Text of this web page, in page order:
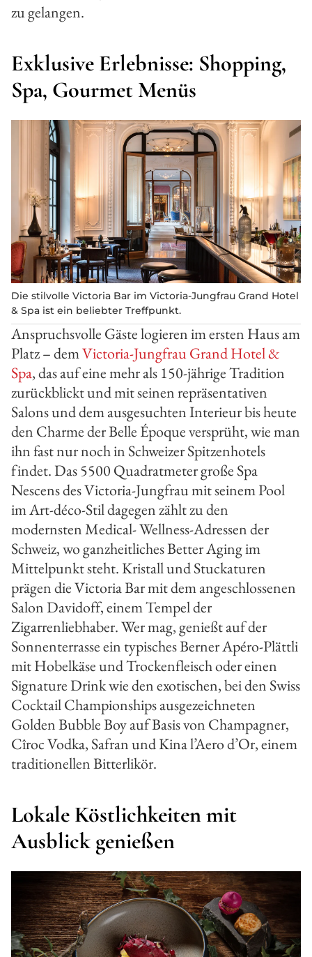
zu gelangen.
Exklusive Erlebnisse: Shopping,
Spa, Gourmet Menüs
Die stilvolle Victoria Bar im Victoria-Jungfrau Grand Hotel
& Spa ist ein beliebter Treffpunkt.
Anspruchsvolle Gäste logieren im ersten Haus am
Platz – demVictoria-Jungfrau Grand Hotel &
Spa, das auf eine mehr als 150-jährige Tradition
zurückblickt und mit seinen repräsentativen
Salons und dem ausgesuchten Interieur bis heute
den Charme der Belle Époque versprüht, wie man
ihn fast nur noch in Schweizer Spitzenhotels
findet. Das 5500 Quadratmeter große Spa
Nescens des Victoria-Jungfrau mit seinem Pool
im Art-déco-Stil dagegen zählt zu den
modernsten Medical- Wellness-Adressen der
Schweiz, wo ganzheitliches Better Aging im
Mittelpunkt steht. Kristall und Stuckaturen
prägen die Victoria Bar mit dem angeschlossenen
Salon Davidoff, einem Tempel der
Zigarrenliebhaber. Wer mag, genießt auf der
Sonnenterrasse ein typisches Berner Apéro-Plättli
mit Hobelkäse und Trockenfleisch oder einen
Signature Drink wie den exotischen, bei den Swiss
Cocktail Championships ausgezeichneten
Golden Bubble Boy auf Basis von Champagner,
Cîroc Vodka, Safran und Kina l’Aero d’Or, einem
traditionellen Bitterlikör.
Lokale Köstlichkeiten mit
Ausblick genießen